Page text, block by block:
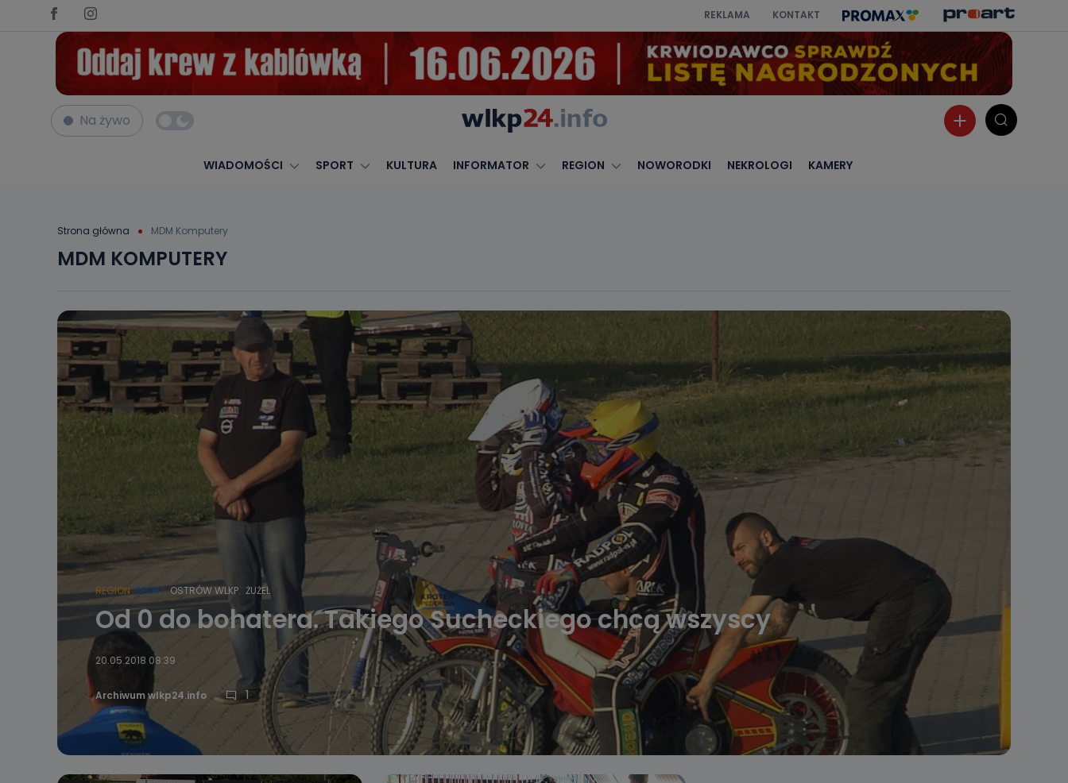
REKLAMA KONTAKT
Na żywo
WIADOMOŚCI SPORT KULTURA INFORMATOR REGION NOWORODKI NEKROLOGI KAMERY
Strona główna MDM Komputery
MDM KOMPUTERY
REGION SPORT OSTRÓW WLKP. ŻUŻEL
Od 0 do bohatera. Takiego Sucheckiego chcą wszyscy
20.05.2018 08:39
Archiwum wlkp24.info 1